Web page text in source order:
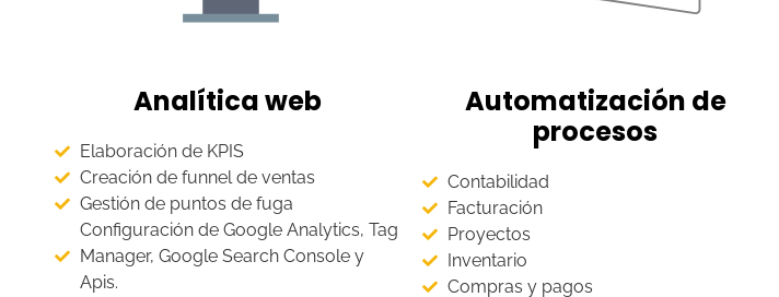
Analítica web
Elaboración de KPIS
Creación de funnel de ventas
Gestión de puntos de fuga
Configuración de Google Analytics, Tag
Manager, Google Search Console y
Apis.
Automatización de
procesos
Contabilidad
Facturación
Proyectos
Inventario
Compras y pagos